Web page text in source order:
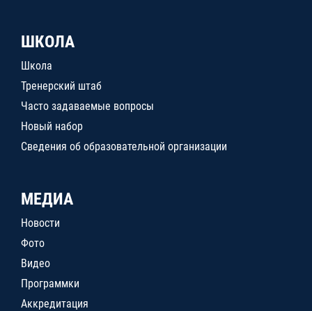
ШКОЛА
Школа
Тренерский штаб
Часто задаваемые вопросы
Новый набор
Сведения об образовательной организации
МЕДИА
Новости
Фото
Видео
Программки
Аккредитация